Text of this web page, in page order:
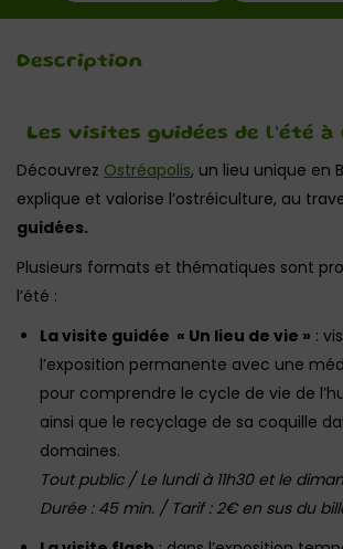
Description
Les visites guidées de l’été
Découvrez Ostréapolis, un lieu unique en
explique et valorise l’ostréiculture, au
guidées.
Plusieurs formats et thématiques sont
l’été :
La visite guidée « Un lieu de vie » :
l’exposition permanente avec une
pour comprendre le cycle de vie de
ainsi que le recyclage de sa coquille
domaines.
Tout public / Le lundi à 11h30 et le
Durée : 45 min. / Tarif : 2€ en sus du